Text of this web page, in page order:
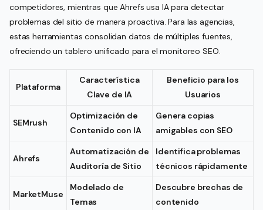
competidores, mientras que Ahrefs usa IA para detectar
problemas del sitio de manera proactiva. Para las agencias,
estas herramientas consolidan datos de múltiples fuentes,
ofreciendo un tablero unificado para el monitoreo SEO.
Plataforma
Característica
Clave de IA
Beneficio para los
Usuarios
SEMrush
Optimización de
Contenido con IA
Genera copias
amigables con SEO
Ahrefs
Automatización de
Auditoría de Sitio
Identifica problemas
técnicos rápidamente
MarketMuse
Modelado de
Temas
Descubre brechas de
contenido